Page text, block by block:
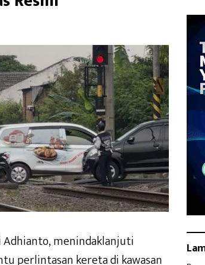
Adhianto, menindaklanjuti
perlintasan kereta di kawasan